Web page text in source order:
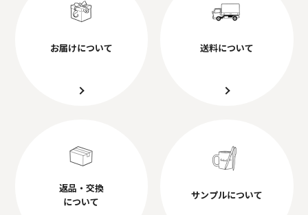
お届けについて 送料について
返品・交換
について
サンプルについて